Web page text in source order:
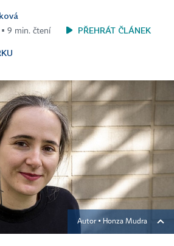
9 min. čtení PŘEHRÁT ČLÁNEK
Autor ▪ Honza Mudra